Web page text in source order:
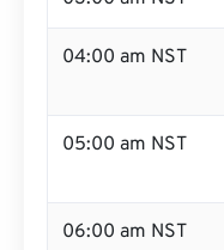
04:00 am NST
05:00 am NST
06:00 am NST